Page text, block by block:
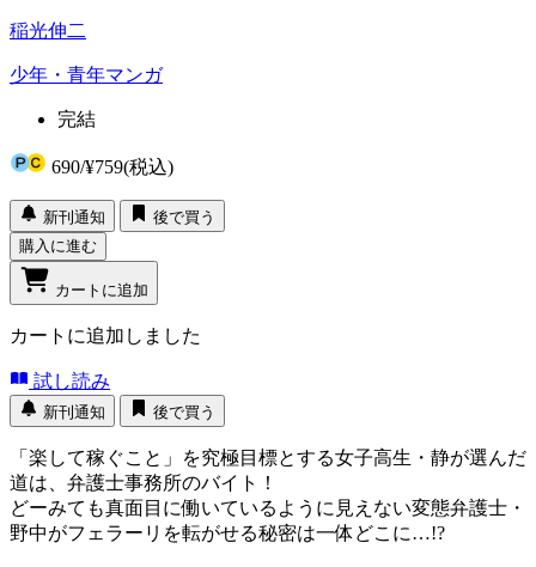
稲光伸二
少年・青年マンガ
完結
690/¥759(税込)
新刊通知
後で買う
購入に進む
カートに追加
カートに追加しました
試し読み
新刊通知 後で買う
「楽して稼ぐこと」を究極目標とする女子高生・静が選んだ
道は、弁護士事務所のバイト！
どーみても真面目に働いているように見えない変態弁護士・
野中がフェラーリを転がせる秘密は一体どこに…!?